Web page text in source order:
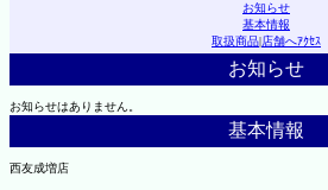
お知らせ
基本情報
取扱商品|店舗へｱｸｾｽ
お知らせ
お知らせはありません。
基本情報
西友成増店